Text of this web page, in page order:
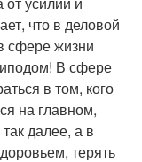
что в деловой
сфере жизни
В сфере
в том, кого
на главном,
далее, а в
терять